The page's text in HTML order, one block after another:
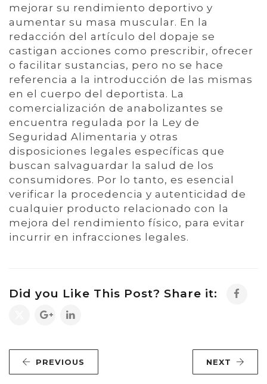
mejorar su rendimiento deportivo y
aumentar su masa muscular. En la
redacción del artículo del dopaje se
castigan acciones como prescribir, ofrecer
o facilitar sustancias, pero no se hace
referencia a la introducción de las mismas
en el cuerpo del deportista. La
comercialización de anabolizantes se
encuentra regulada por la Ley de
Seguridad Alimentaria y otras
disposiciones legales específicas que
buscan salvaguardar la salud de los
consumidores. Por lo tanto, es esencial
verificar la procedencia y autenticidad de
cualquier producto relacionado con la
mejora del rendimiento físico, para evitar
incurrir en infracciones legales.
Did you Like This Post? Share it:
PREVIOUS NEXT